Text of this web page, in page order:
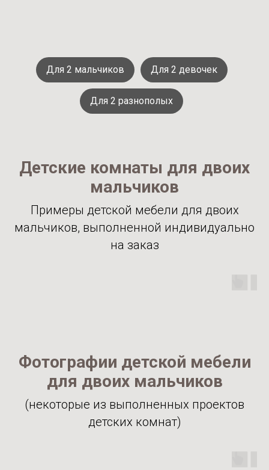
Для 2 мальчиков Для 2 девочек
Для 2 разнополых
Детские комнаты для двоих
мальчиков
Примеры детской мебели для двоих
мальчиков, выполненной индивидуально
на заказ
Фотографии детской мебели
для двоих мальчиков
(некоторые из выполненных проектов
детских комнат)